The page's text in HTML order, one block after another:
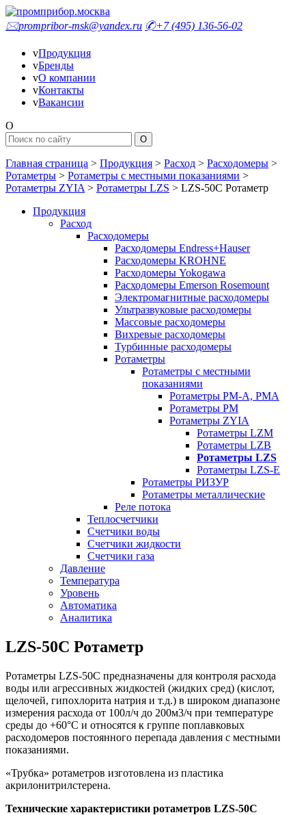
🖂prompribor-msk@yandex.ru ✆+7 (495) 136-56-02
vПродукция
vБренды
vО компании
vКонтакты
vВакансии
O
Главная страница > Продукция > Расход > Расходомеры >
Ротаметры > Ротаметры с местными показаниями >
Ротаметры ZYIA > Ротаметры LZS > LZS-50C Ротаметр
Продукция
Расход
Расходомеры
Расходомеры Endress+Hauser
Расходомеры KROHNE
Расходомеры Yokogawa
Расходомеры Emerson Rosemount
Электромагнитные расходомеры
Ультразвуковые расходомеры
Массовые расходомеры
Вихревые расходомеры
Турбинные расходомеры
Ротаметры
Ротаметры с местными
показаниями
Ротаметры РМ-А, РМА
Ротаметры РМ
Ротаметры ZYIA
Ротаметры LZM
Ротаметры LZB
Ротаметры LZS
Ротаметры LZS-E
Ротаметры РИЗУР
Ротаметры металлические
Реле потока
Теплосчетчики
Счетчики воды
Счетчики жидкости
Счетчики газа
Давление
Температура
Уровень
Автоматика
Аналитика
LZS-50C Ротаметр
Ротаметры LZS-50C предназначены для контроля расхода
воды или агрессивных жидкостей (жидких сред) (кислот,
щелочей, гипохлорита натрия и т.д.) в широком диапазоне
измерения расхода от 100л/ч до 200м3/ч при температуре
среды до +60°С и относятся к группе поплавковых
расходомеров постоянного перепада давления с местными
показаниями.
«Трубка» ротаметров изготовлена из пластика
акрилонитрилстерена.
Технические характеристики ротаметров LZS-50C